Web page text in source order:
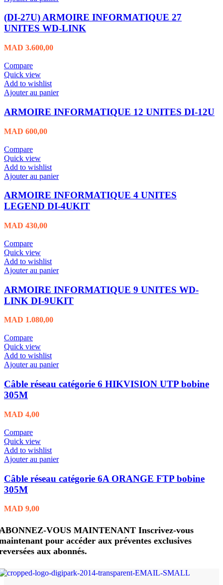
(DI-27U) ARMOIRE INFORMATIQUE 27
UNITES WD-LINK
MAD 3.600,00
Compare
Quick view
Add to wishlist
Ajouter au panier
ARMOIRE INFORMATIQUE 12 UNITES DI-12U
MAD 600,00
Compare
Quick view
Add to wishlist
Ajouter au panier
ARMOIRE INFORMATIQUE 4 UNITES
LEGEND DI-4UKIT
MAD 430,00
Compare
Quick view
Add to wishlist
Ajouter au panier
ARMOIRE INFORMATIQUE 9 UNITES WD-
LINK DI-9UKIT
MAD 1.080,00
Compare
Quick view
Add to wishlist
Ajouter au panier
Câble réseau catégorie 6 HIKVISION UTP bobine
305M
MAD 4,00
Compare
Quick view
Add to wishlist
Ajouter au panier
Câble réseau catégorie 6A ORANGE FTP bobine
305M
MAD 9,00
VOUS MAINTENANT Inscrivez-vous
pour accéder aux préventes exclusives
aux abonnés.